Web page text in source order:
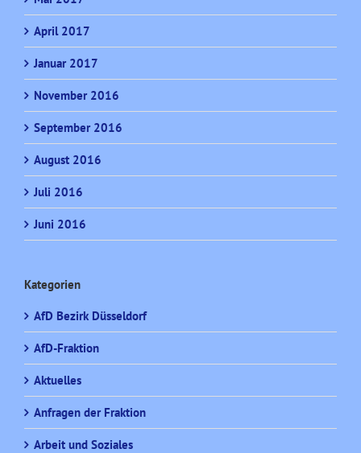
April 2017
Januar 2017
November 2016
September 2016
August 2016
Juli 2016
Juni 2016
Kategorien
AfD Bezirk Düsseldorf
AfD-Fraktion
Aktuelles
Anfragen der Fraktion
Arbeit und Soziales